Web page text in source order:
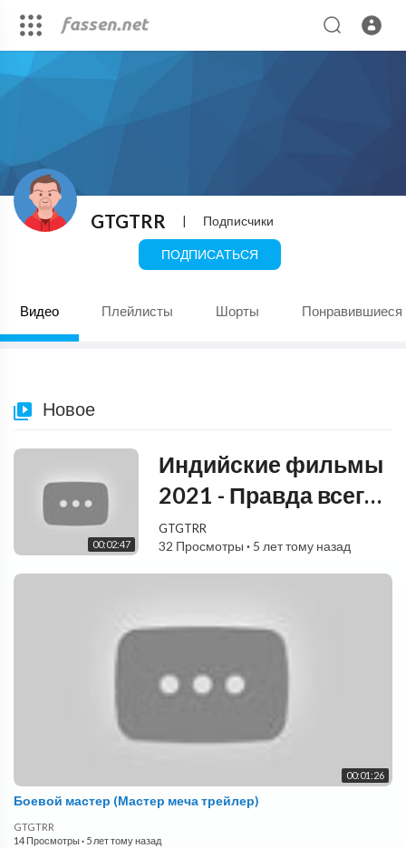
GTGTRR | Подписчики
ПОДПИСАТЬСЯ
Видео Плейлисты Шорты Понравившиеся
Новое
00:02:47
Индийские фильмы
2021 - Правда всегда
побеждает
GTGTRR
32 Просмотры · 5 лет тому назад
00:01:26
Боевой мастер (Мастер меча трейлер)
GTGTRR
14 Просмотры· 5 лет тому назад